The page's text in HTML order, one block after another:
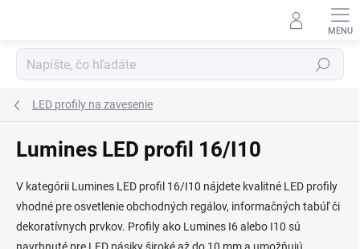
Hľadať
LED profily na zavesenie
Lumines LED profil 16/I10
V kategórii Lumines LED profil 16/I10 nájdete kvalitné LED profily
vhodné pre osvetlenie obchodných regálov, informačných tabúľ či
dekoratívnych prvkov. Profily ako Lumines I6 alebo I10 sú